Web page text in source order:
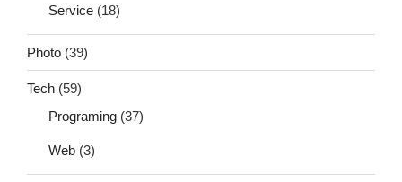
Service (18)
Photo (39)
Tech (59)
Programing (37)
Web (3)